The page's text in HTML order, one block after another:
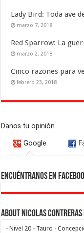
Lady Bird: Toda ave
marzo 7, 2018
Red Sparrow: La
marzo 2, 2018
Cinco razones para
febrero 23, 2018
Danos tu opinión
Google
Encuéntranos en
About Nicolas Contreras
- Nivel 20 - Tauro -